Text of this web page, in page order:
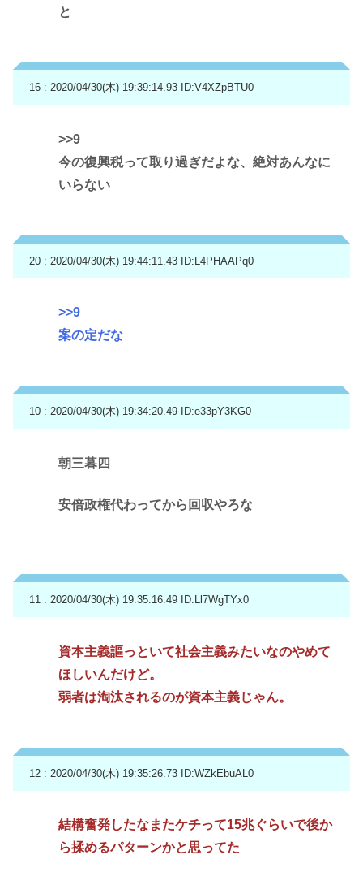
と
16 : 2020/04/30(木) 19:39:14.93 ID:V4XZpBTU0
>>9
今の復興税って取り過ぎだよな、絶対あんなに
いらない
20 : 2020/04/30(木) 19:44:11.43 ID:L4PHAAPq0
>>9
案の定だな
10 : 2020/04/30(木) 19:34:20.49 ID:e33pY3KG0
朝三暮四
安倍政権代わってから回収やろな
11 : 2020/04/30(木) 19:35:16.49 ID:Ll7WgTYx0
資本主義謳っといて社会主義みたいなのやめて
ほしいんだけど。
弱者は淘汰されるのが資本主義じゃん。
12 : 2020/04/30(木) 19:35:26.73 ID:WZkEbuAL0
結構奮発したなまたケチって15兆ぐらいで後か
ら揉めるパターンかと思ってた